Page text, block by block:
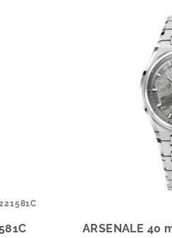
ARSENALE 40